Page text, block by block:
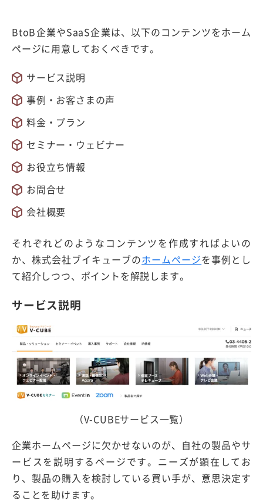
BtoB企業やSaaS企業は、以下のコンテンツをホーム
ページに用意しておくべきです。
サービス説明
事例・お客さまの声
料金・プラン
セミナー・ウェビナー
お役立ち情報
お問合せ
会社概要
それぞれどのようなコンテンツを作成すればよいの
か、株式会社ブイキューブのホームページを事例とし
て紹介しつつ、ポイントを解説します。
サービス説明
（V-CUBEサービス一覧）
企業ホームページに欠かせないのが、自社の製品やサ
ービスを説明するページです。ニーズが顕在してお
り、製品の購入を検討している買い手が、意思決定す
ることを助けます。